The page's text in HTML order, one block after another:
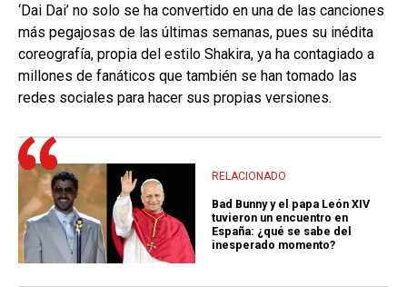
‘Dai Dai’ no solo se ha convertido en una de las canciones
más pegajosas de las últimas semanas, pues su inédita
coreografía, propia del estilo Shakira, ya ha contagiado a
millones de fanáticos que también se han tomado las
redes sociales para hacer sus propias versiones.
RELACIONADO
Bad Bunny y el papa León XIV
tuvieron un encuentro en
España: ¿qué se sabe del
inesperado momento?